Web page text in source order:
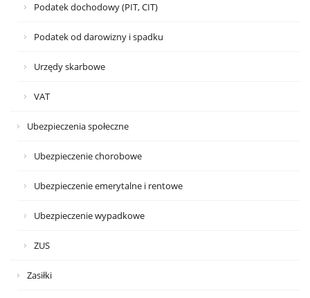
Podatek dochodowy (PIT, CIT)
Podatek od darowizny i spadku
Urzędy skarbowe
VAT
Ubezpieczenia społeczne
Ubezpieczenie chorobowe
Ubezpieczenie emerytalne i rentowe
Ubezpieczenie wypadkowe
ZUS
Zasiłki